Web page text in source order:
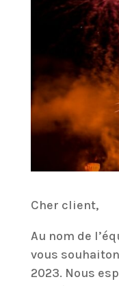
Cher client,
Au nom de
vous
2023. Nous